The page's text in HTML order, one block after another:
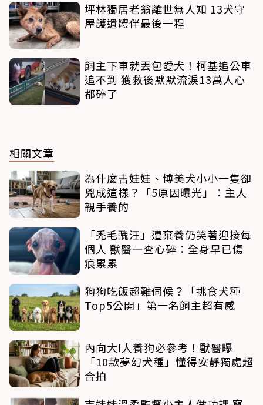
坪林獨居老翁離世無人知 13犬守
屋護遺體伴最後一程
飼主下車就丟包愛犬！柯基追公車
追不到 獲救後默默流淚13萬人心
都碎了
相關文章
為什麼吉娃娃、博美犬小小一隻卻
兇成這樣？「5原因曝光」：主人
親手養的
「禿毛醜汪」遭棄養仍笑著迎接每
個人 獸醫一查心碎：全身早已傷
痕累累
狗狗吃飯超難伺候？「挑食犬種
Top5公開」第一名飼主超有感
內向大I人養狗必參考！獸醫曝
「10款夢幻犬種」懂得安靜獨處超
合拍